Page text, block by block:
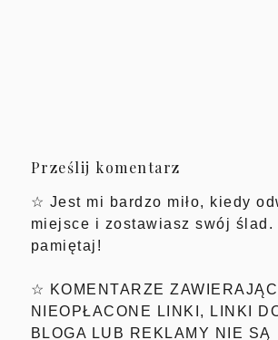
Prześlij komentarz
☆ Jest mi bardzo miło, kiedy
miejsce i zostawiasz swój ślad.
pamiętaj!
☆ KOMENTARZE
NIEOPŁACONE LINKI, LINKI
BLOGA LUB REKLAMY NIE SĄ